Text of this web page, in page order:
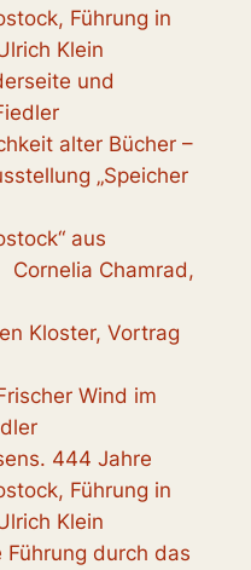
Führung in
Klein
und
alter Bücher –
„Speicher
aus
Chamrad,
Kloster, Vortrag
Wind im
444 Jahre
Führung in
Klein
durch das